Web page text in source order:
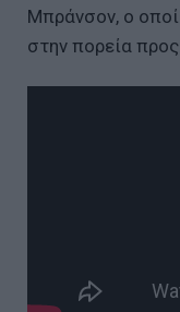
Μπράνσον, ο
στην πορεία